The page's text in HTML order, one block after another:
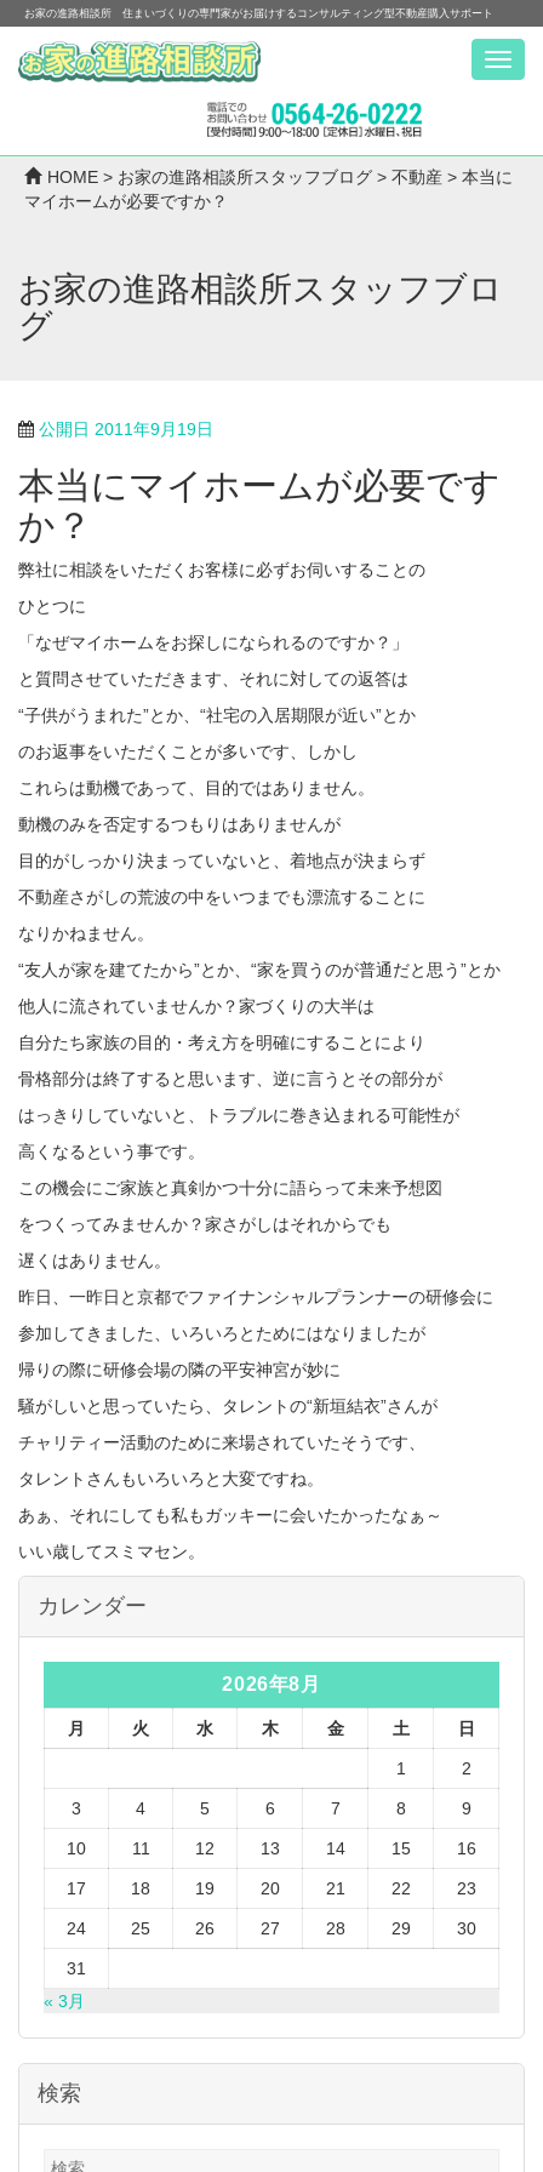
お家の進路相談所 住まいづくりの専門家がお届けするコンサルティング型不動産購入サポート
Menu
HOME > お家の進路相談所スタッフブログ > 不動産 > 本当に
マイホームが必要ですか？
お家の進路相談所スタッフブロ
グ
公開日 2011年9月19日
本当にマイホームが必要です
か？
弊社に相談をいただくお客様に必ずお伺いすることの
ひとつに
「なぜマイホームをお探しになられるのですか？」
と質問させていただきます、それに対しての返答は
“子供がうまれた”とか、“社宅の入居期限が近い”とか
のお返事をいただくことが多いです、しかし
これらは動機であって、目的ではありません。
動機のみを否定するつもりはありませんが
目的がしっかり決まっていないと、着地点が決まらず
不動産さがしの荒波の中をいつまでも漂流することに
なりかねません。
“友人が家を建てたから”とか、“家を買うのが普通だと思う”とか
他人に流されていませんか？家づくりの大半は
自分たち家族の目的・考え方を明確にすることにより
骨格部分は終了すると思います、逆に言うとその部分が
はっきりしていないと、トラブルに巻き込まれる可能性が
高くなるという事です。
この機会にご家族と真剣かつ十分に語らって未来予想図
をつくってみませんか？家さがしはそれからでも
遅くはありません。
昨日、一昨日と京都でファイナンシャルプランナーの研修会に
参加してきました、いろいろとためにはなりましたが
帰りの際に研修会場の隣の平安神宮が妙に
騒がしいと思っていたら、タレントの“新垣結衣”さんが
チャリティー活動のために来場されていたそうです、
タレントさんもいろいろと大変ですね。
あぁ、それにしても私もガッキーに会いたかったなぁ～
いい歳してスミマセン。
カレンダー
2026年8月
月 火 水 木 金 土 日
1 2
3 4 5 6 7 8 9
10 11 12 13 14 15 16
17 18 19 20 21 22 23
24 25 26 27 28 29 30
31
« 3月
検索
検